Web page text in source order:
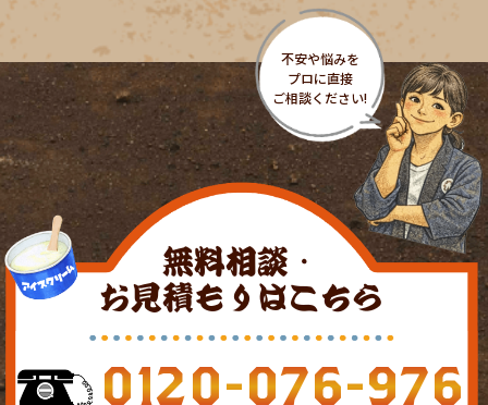
無料相談・
お見積もりはこちら
0120-076-976